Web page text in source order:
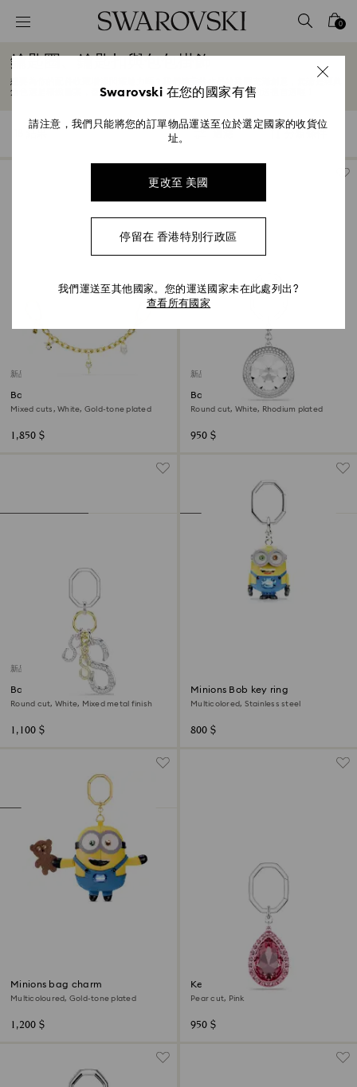
Accesskeys list
3 - Filter
0
鑰匙圈、鑰匙扣與包包掛飾
想要為你的配件收藏增添閃耀魅力嗎？我們精美的水晶鑰匙圈充滿創意，無論是經典
角色還是精緻圖案，都能瞬間點亮你的風格。每一款都是超棒的送禮首選喔！
新品
Bag charm
Mixed cuts, White, Gold-tone plated
1,850 $
新品
Bag charm
Round cut, White, Rhodium plated
950 $
新品
Bag charm
Round cut, White, Mixed metal finish
1,100 $
Minions Bob key ring
Multicolored, Stainless steel
800 $
Minions bag charm
Multicoloured, Gold-tone plated
1,200 $
Key ring
Pear cut, Pink
950 $
Swarovski 在您的國家有售
請注意，我們只能將您的訂單物品運送至位於選定國家的收貨位
址。
更改至 美國
停留在 香港特別行政區
我們運送至其他國家。您的運送國家未在此處列出?
查看所有國家